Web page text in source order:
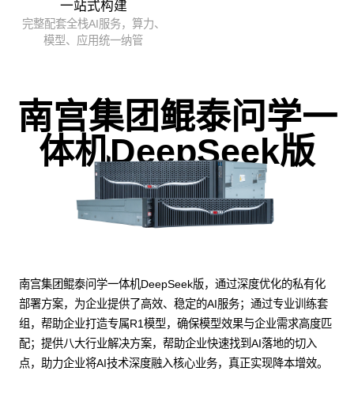
一站式构建
完整配套全栈AI服务，算力、
模型、应用统一纳管
南宫集团鲲泰问学一
体机DeepSeek版
南宫集团鲲泰问学一体机DeepSeek版，通过深度优化的私有化
部署方案，为企业提供了高效、稳定的AI服务；通过专业训练套
组，帮助企业打造专属R1模型，确保模型效果与企业需求高度匹
配；提供八大行业解决方案，帮助企业快速找到AI落地的切入
点，助力企业将AI技术深度融入核心业务，真正实现降本增效。